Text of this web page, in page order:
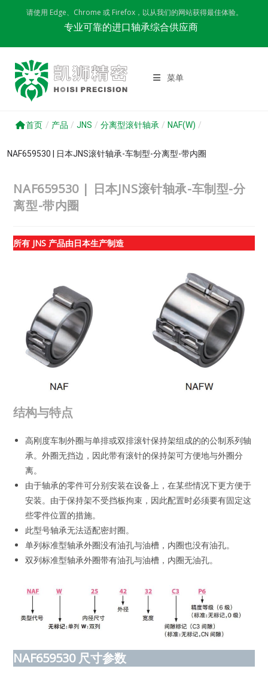
请使用 Edge、Chrome 或 Firefox，以从我们的网站获得最佳体验。
专业可靠的进口轴承综合供应商
菜单
首页 / 产品 / JNS / 分离型滚针轴承 / NAF(W) /
NAF659530 | 日本JNS滚针轴承-车制型-分离型-带内圈
NAF659530 | 日本JNS滚针轴承-车制型-分
离型-带内圈
所有 JNS 产品由日本生产制造
结构与特点
高刚度车制外圈与单排或双排滚针保持架组成的的公制系列轴
承。外圈无挡边，因此带有滚针的保持架可方便地与外圈分
离。
由于轴承的零件可分别安装在设备上，在某些情况下更方便于
安装。由于保持架不受挡板拘束，因此配置时必须要有固定这
些零件位置的措施。
此型号轴承无法适配密封圈。
单列标准型轴承外圈没有油孔与油槽，内圈也没有油孔。
双列标准型轴承外圈带有油孔与油槽，内圈无油孔。
NAF659530尺寸参数